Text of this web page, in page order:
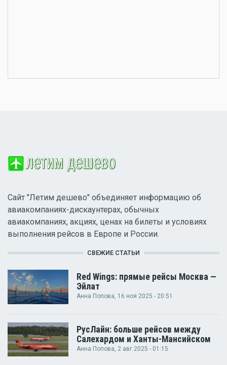
Сайт "Летим дешево" объединяет информацию об
авиакомпаниях-дискаунтерах, обычных
авиакомпаниях, акциях, ценах на билеты и условиях
выполнения рейсов в Европе и России.
СВЕЖИЕ СТАТЬИ
Red Wings: прямые рейсы Москва —
Эйлат
Анна Попова, 16 ноя 2025 - 20:51
РусЛайн: больше рейсов между
Салехардом и Ханты-Мансийском
Анна Попова , 2 авг 2025 - 01:15